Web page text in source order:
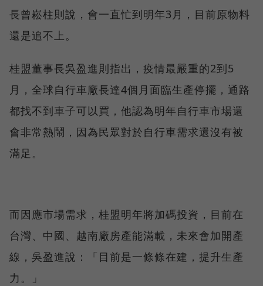
長曾崧柱則說，會一直忙到明年3月，目前原物料
還是追不上。
桂盟董事長吳盈進則指出，疫情最嚴重的2到5
月，全球自行車廠長達4個月面臨生產停擺，通路
都找不到車子可以買，他認為明年自行車市場還
會非常熱鬧，因為民眾對於自行車需求還沒有被
滿足。
而因應市場需求，桂盟明年將加碼投資，目前在
台灣、中國、越南廠房產能滿載，未來會加開產
線，吳盈進說：「目前是一條條在建，提升生產
力。」